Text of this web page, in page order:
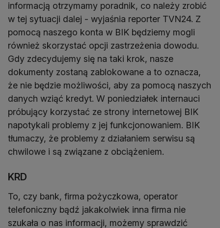
informacją otrzymamy poradnik, co należy zrobić
w tej sytuacji dalej - wyjaśnia reporter TVN24. Z
pomocą naszego konta w BIK będziemy mogli
również skorzystać opcji zastrzeżenia dowodu.
Gdy zdecydujemy się na taki krok, nasze
dokumenty zostaną zablokowane a to oznacza,
że nie będzie możliwości, aby za pomocą naszych
danych wziąć kredyt. W poniedziałek internauci
próbujący korzystać ze strony internetowej BIK
napotykali problemy z jej funkcjonowaniem. BIK
tłumaczy, że problemy z działaniem serwisu są
chwilowe i są związane z obciążeniem.
KRD
To, czy bank, firma pożyczkowa, operator
telefoniczny bądź jakakolwiek inna firma nie
szukała o nas informacji, możemy sprawdzić